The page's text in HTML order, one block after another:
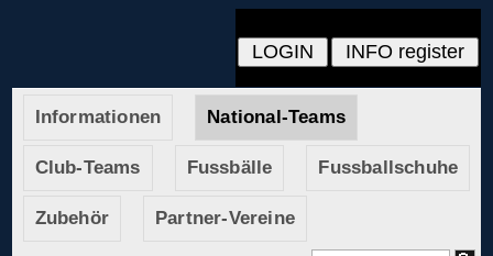
Informationen National-Teams
Club-Teams Fussbälle Fussballschuhe
Zubehör Partner-Vereine